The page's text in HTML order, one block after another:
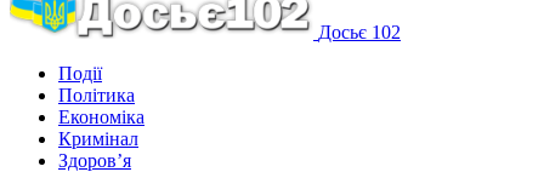
Досьє 102
Події
Політика
Економіка
Кримінал
Здоров’я